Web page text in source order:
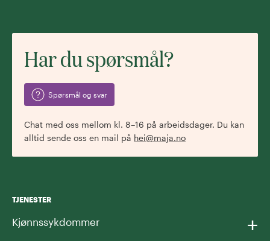
Har du spørsmål?
Spørsmål og svar
Chat med oss mellom kl. 8–16 på arbeidsdager. Du kan
alltid sende oss en mail på hei@maja.no
TJENESTER
Kjønnssykdommer +